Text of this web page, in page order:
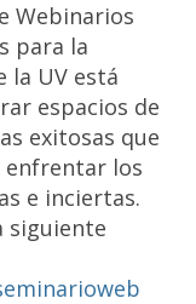
Webinarios
para la
la UV está
espacios de
exitosas que
enfrentar los
e inciertas.
siguiente